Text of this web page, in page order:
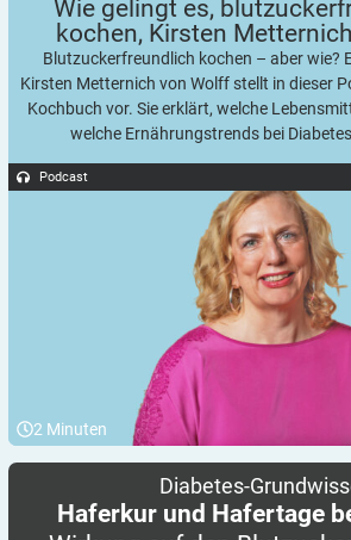
Wie gelingt es,
kochen, Kirsten
Blutzuckerfreundlich kochen – aber wie?
Kirsten Metternich von Wolff stellt in dieser
Kochbuch vor. Sie erklärt, welche
welche Ernährungstrends bei
2 Minuten
Podcast
Wirkung auf den Blutzucker, Ablauf und
Diabetes-
Haferkur und Hafertage